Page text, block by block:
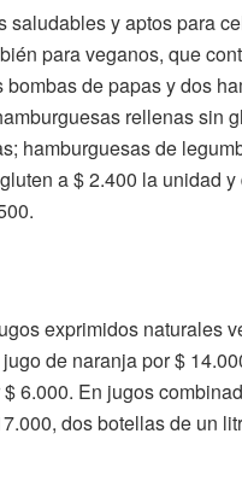
saludables y aptos para
para veganos, que
de papas y dos
rellenas sin
hamburguesas de
a $ 2.400 la unidad
exprimidos naturales
de naranja por $
6.000. En jugos
dos botellas de un